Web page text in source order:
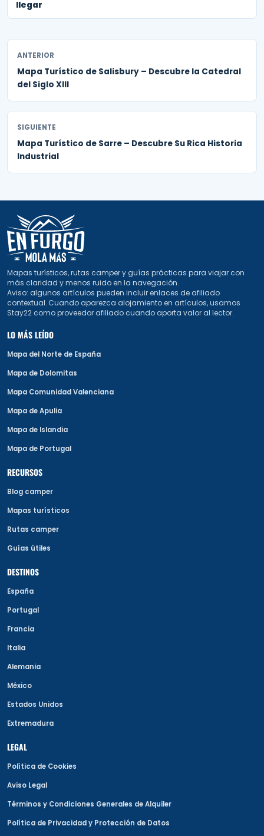
llegar
ANTERIOR
Mapa Turístico de Salisbury – Descubre la Catedral
del Siglo XIII
SIGUIENTE
Mapa Turístico de Sarre – Descubre Su Rica Historia
Industrial
Mapas turísticos, rutas camper y guías prácticas para viajar con
más claridad y menos ruido en la navegación.
Aviso: algunos artículos pueden incluir enlaces de afiliado
contextual. Cuando aparezca alojamiento en artículos, usamos
Stay22 como proveedor afiliado cuando aporta valor al lector.
LO MÁS LEÍDO
Mapa del Norte de España
Mapa de Dolomitas
Mapa Comunidad Valenciana
Mapa de Apulia
Mapa de Islandia
Mapa de Portugal
RECURSOS
Blog camper
Mapas turísticos
Rutas camper
Guías útiles
DESTINOS
España
Portugal
Francia
Italia
Alemania
México
Estados Unidos
Extremadura
LEGAL
Política de Cookies
Aviso Legal
Términos y Condiciones Generales de Alquiler
Política de Privacidad y Protección de Datos